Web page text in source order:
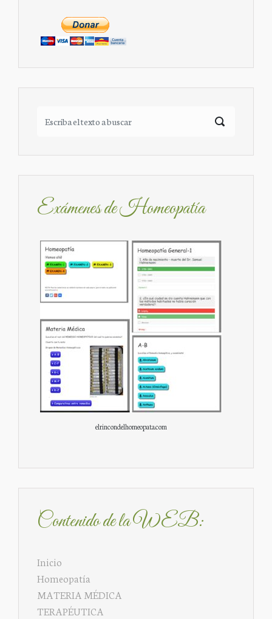
Exámenes de Homeopatía
elrincondelhomeopata.com
Contenido de la WEB:
Inicio
Homeopatía
MATERIA MÉDICA
TERAPÉUTICA